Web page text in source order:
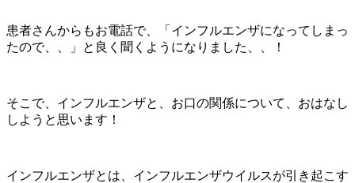
患者さんからもお電話で、「インフルエンザになってしまっ
たので、、」と良く聞くようになりました、、！
そこで、インフルエンザと、お口の関係について、おはなし
しようと思います！
インフルエンザとは、インフルエンザウイルスが引き起こす